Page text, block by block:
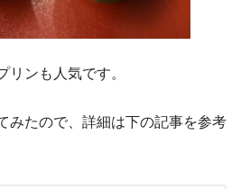
リンも人気です。
みたので、詳細は下の記事を参考